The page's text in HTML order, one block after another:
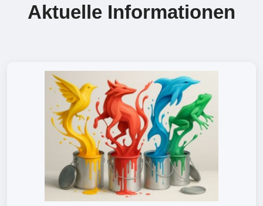
Aktuelle Informationen